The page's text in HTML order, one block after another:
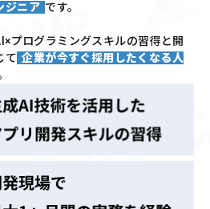
ジニア です。
プログラミングスキルの習得と開
て 企業が今すぐ採用したくなる人